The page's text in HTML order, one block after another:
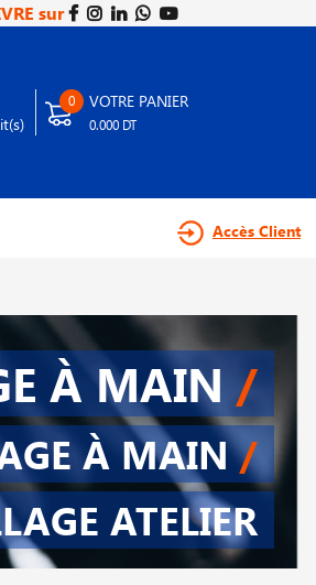
sur
0 VOTRE PANIER
0.000 DT
Accès Client
À MAIN /
À MAIN/
ATELIER